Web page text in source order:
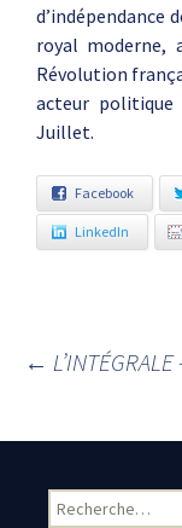
d’indépendance
royal moderne,
Révolution
acteur politique
Juillet.
Facebook
LinkedIn
←
Rechercher :